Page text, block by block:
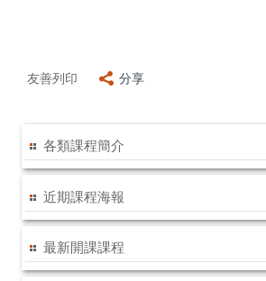
友善列印 分享
各類課程簡介
近期課程海報
最新開課課程